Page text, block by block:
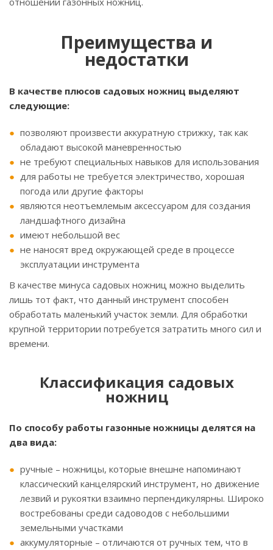
Преимущества и
недостатки
В качестве плюсов садовых ножниц выделяют
следующие:
позволяют произвести аккуратную стрижку, так как
обладают высокой маневренностью
не требуют специальных навыков для использования
для работы не требуется электричество, хорошая
погода или другие факторы
являются неотъемлемым аксессуаром для создания
ландшафтного дизайна
имеют небольшой вес
не наносят вред окружающей среде в процессе
эксплуатации инструмента
В качестве минуса садовых ножниц можно выделить
лишь тот факт, что данный инструмент способен
обработать маленький участок земли. Для обработки
крупной территории потребуется затратить много сил и
времени.
Классификация садовых
ножниц
По способу работы газонные ножницы делятся на
два вида:
ручные – ножницы, которые внешне напоминают
классический канцелярский инструмент, но движение
лезвий и рукоятки взаимно перпендикулярны. Широко
востребованы среди садоводов с небольшими
земельными участками
аккумуляторные – отличаются от ручных тем, что в